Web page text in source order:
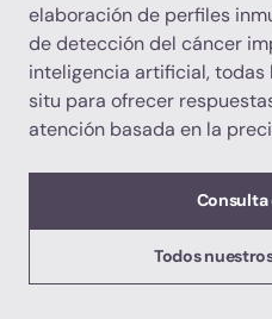
elaboración de perfiles
de detección del cáncer
inteligencia artificial, todas
situ para ofrecer
atención basada en la
Consulta
Todos